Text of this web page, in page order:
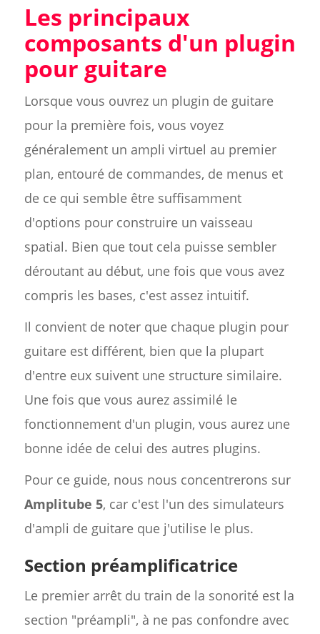
Les principaux
composants d'un plugin
pour guitare
Lorsque vous ouvrez un plugin de guitare
pour la première fois, vous voyez
généralement un ampli virtuel au premier
plan, entouré de commandes, de menus et
de ce qui semble être suffisamment
d'options pour construire un vaisseau
spatial. Bien que tout cela puisse sembler
déroutant au début, une fois que vous avez
compris les bases, c'est assez intuitif.
Il convient de noter que chaque plugin pour
guitare est différent, bien que la plupart
d'entre eux suivent une structure similaire.
Une fois que vous aurez assimilé le
fonctionnement d'un plugin, vous aurez une
bonne idée de celui des autres plugins.
Pour ce guide, nous nous concentrerons sur
Amplitube 5, car c'est l'un des simulateurs
d'ampli de guitare que j'utilise le plus.
Section préamplificatrice
Le premier arrêt du train de la sonorité est la
section "préampli", à ne pas confondre avec